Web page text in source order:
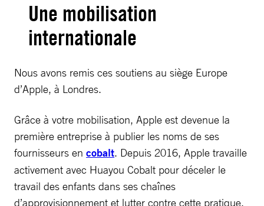
Une mobilisation
internationale
Nous avons remis ces soutiens au siège Europe
d’Apple, à Londres.
Grâce à votre mobilisation, Apple est devenue la
première entreprise à publier les noms de ses
fournisseurs en cobalt. Depuis 2016, Apple travaille
activement avec Huayou Cobalt pour déceler le
travail des enfants dans ses chaînes
d’approvisionnement et lutter contre cette pratique.